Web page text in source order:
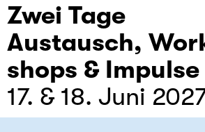
Zwei Tage
Austausch,
shops & Impulse
17. & 18. Juni